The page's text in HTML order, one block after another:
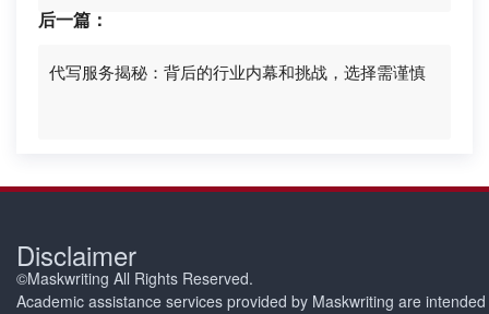
后一篇：
代写服务揭秘：背后的行业内幕和挑战，选择需谨慎
Disclaimer
©Maskwriting All Rights Reserved.
Academic assistance services provided by Maskwriting are intended